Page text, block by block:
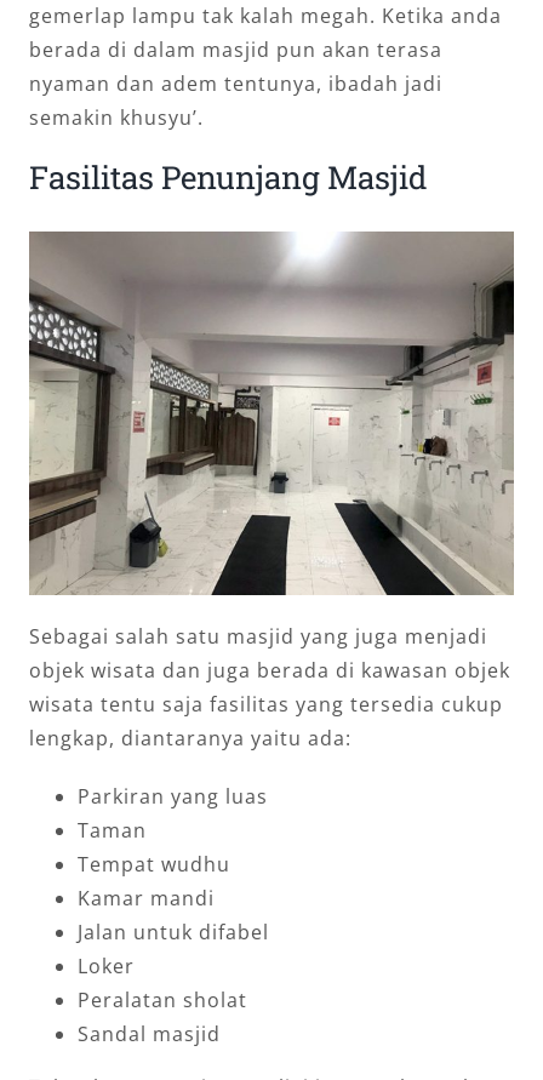
gemerlap lampu tak kalah megah. Ketika anda
berada di dalam masjid pun akan terasa
nyaman dan adem tentunya, ibadah jadi
semakin khusyu’.
Fasilitas Penunjang Masjid
Sebagai salah satu masjid yang juga menjadi
objek wisata dan juga berada di kawasan objek
wisata tentu saja fasilitas yang tersedia cukup
lengkap, diantaranya yaitu ada:
Parkiran yang luas
Taman
Tempat wudhu
Kamar mandi
Jalan untuk difabel
Loker
Peralatan sholat
Sandal masjid